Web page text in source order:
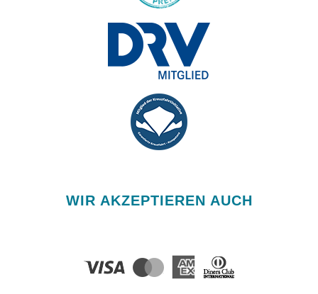
WIR AKZEPTIEREN AUCH